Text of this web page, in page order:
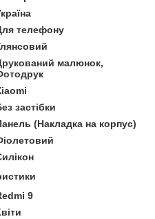
телефону
малюнок,
застібки
(Накладка на корпус)
9